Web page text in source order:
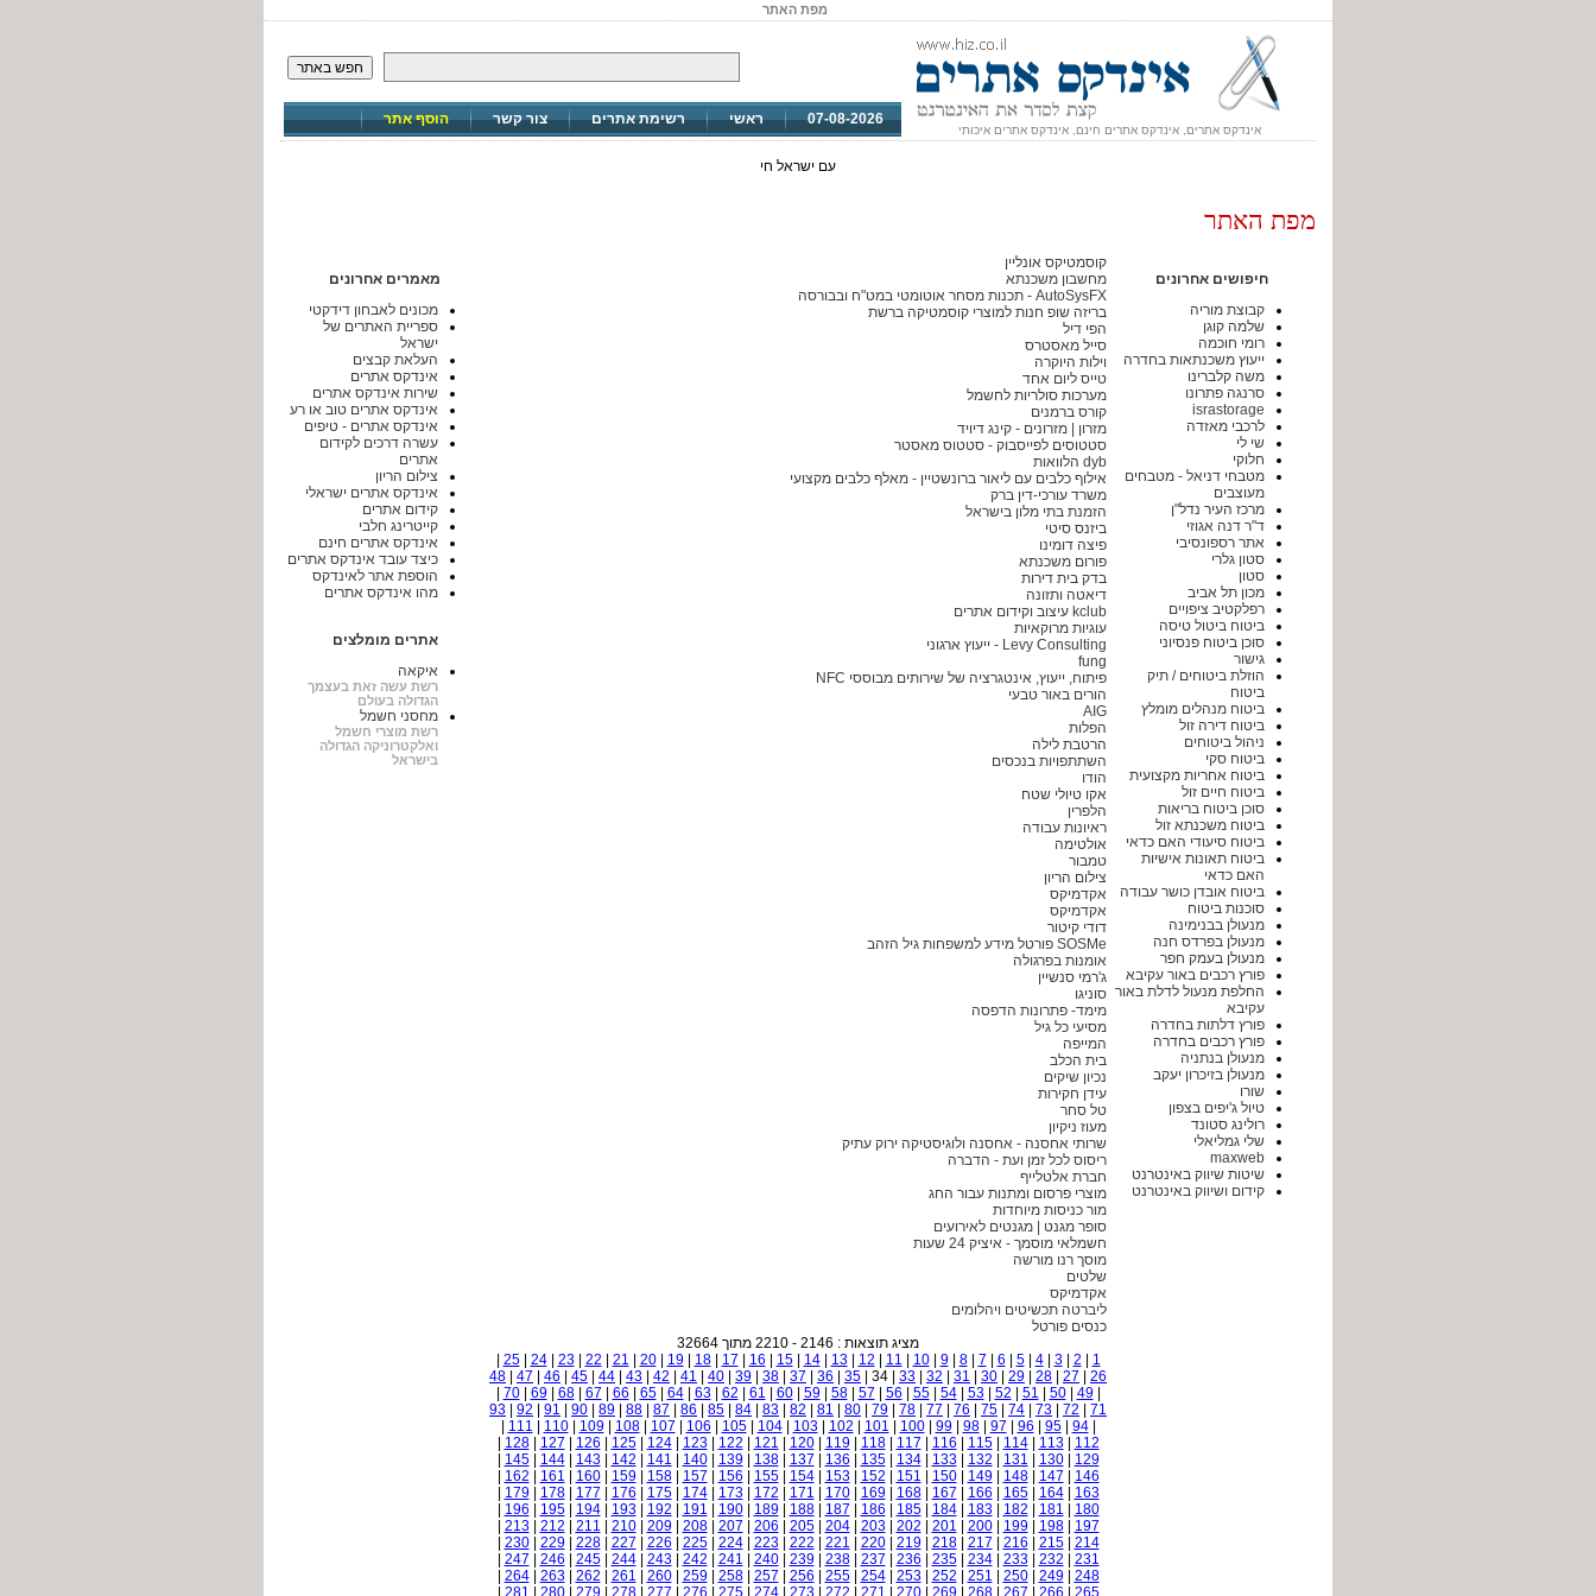
מפת האתר
אינדקס אתרים, אינדקס אתרים חינם, אינדקס אתרים איכותי
חפש באתר
07-08-2026 ראשי רשימת אתרים צור קשר הוסף אתר
עם ישראל חי
מפת האתר
חיפושים אחרונים
קבוצת מוריה
שלמה קוגן
רומי חוכמה
ייעוץ משכנתאות בחדרה
משה קלברינו
סרנגה פתרונו
israstorage
לרכבי מאזדה
שי לי
חלוקי
מטבחי דניאל - מטבחים
מעוצבים
מרכז העיר נדל"ן
ד"ר דנה אגוזי
אתר רספונסיבי
סטון גלרי
סטון
מכון תל אביב
רפלקטיב ציפויים
ביטוח ביטול טיסה
סוכן ביטוח פנסיוני
גישור
הוזלת ביטוחים / תיק
ביטוח
ביטוח מנהלים מומלץ
ביטוח דירה זול
ניהול ביטוחים
ביטוח סקי
ביטוח אחריות מקצועית
ביטוח חיים זול
סוכן ביטוח בריאות
ביטוח משכנתא זול
ביטוח סיעודי האם כדאי
ביטוח תאונות אישיות
האם כדאי
ביטוח אובדן כושר עבודה
סוכנות ביטוח
מנעולן בבנימינה
מנעולן בפרדס חנה
מנעולן בעמק חפר
פורץ רכבים באור עקיבא
החלפת מנעול לדלת באור
עקיבא
פורץ דלתות בחדרה
פורץ רכבים בחדרה
מנעולן בנתניה
מנעולן בזיכרון יעקב
שורו
טיול ג'יפים בצפון
רולינג סטונד
שלי גמליאלי
maxweb
שיטות שיווק באינטרנט
קידום ושיווק באינטרנט
קוסמטיקס אונליין
מחשבון משכנתא
AutoSysFX - תכנות מסחר אוטומטי במט"ח ובבורסה
בריזה שופ חנות למוצרי קוסמטיקה ברשת
הפי דיל
סייל מאסטרס
וילות היוקרה
טייס ליום אחד
מערכות סולריות לחשמל
קורס ברמנים
מזרון | מזרונים - קינג דיויד
סטטוסים לפייסבוק - סטטוס מאסטר
dyb הלוואות
אילוף כלבים עם ליאור ברונשטיין - מאלף כלבים מקצועי
משרד עורכי-דין ברק
הזמנת בתי מלון בישראל
ביזנס סיטי
פיצה דומינו
פורום משכנתא
בדק בית דירות
דיאטה ותזונה
kclub עיצוב וקידום אתרים
עוגיות מרוקאיות
Levy Consulting - ייעוץ ארגוני
fung
פיתוח, ייעוץ, אינטגרציה של שירותים מבוססי NFC
הורים באור טבעי
AIG
הפלות
הרטבת לילה
השתתפויות בנכסים
הודו
אקו טיולי שטח
הלפרין
ראיונות עבודה
אולטימה
טמבור
צילום הריון
אקדמיקס
אקדמיקס
דודי קיטור
SOSMe פורטל מידע למשפחות גיל הזהב
אומנות בפרגולה
ג'רמי סנשיין
סוניגו
מימד- פתרונות הדפסה
מסיעי כל גיל
המייפה
בית הכלב
נכיון שיקים
עידן חקירות
טל סחר
מעוז ניקיון
שרותי אחסנה - אחסנה ולוגיסטיקה ירוק עתיק
ריסוס לכל זמן ועת - הדברה
חברת אלטלייף
מוצרי פרסום ומתנות עבור החג
מור כניסות מיוחדות
סופר מגנט | מגנטים לאירועים
חשמלאי מוסמך - איציק 24 שעות
מוסך רנו מורשה
שלטים
אקדמיקס
ליברטה תכשיטים ויהלומים
כנסים פורטל
מציג תוצאות : 2146 - 2210 מתוך 32664
1
2
|
3
|
4
|
5
6
7
|
8
|
9
|
10
11
12
|
13
|
14
|
15
16
17
|
18
|
19
|
20
21
22
|
23
|
24
|
25
26
27
28
29
30
31
32
33
35
36
37
38
39
40
41
42
43
44
45
46
47
48
|
49
|
50
51
52
|
53
|
54
|
55
56
57
|
58
|
59
|
60
61
62
|
63
|
64
|
65
66
67
|
68
|
69
|
70
71
72
73
74
75
76
77
78
79
80
81
82
83
84
85
86
87
88
89
90
91
92
93
|
94
|
95
96
97
|
98
|
99
|
100
101
102
|
103
|
104
|
105
106
107
|
108
|
109
|
110
111
112
|
113
|
114
|
115
116
117
|
118
|
119
|
120
121
122
|
123
|
124
|
125
126
127
|
128
129
|
130
131
132
|
133
|
134
|
135
136
137
|
138
|
139
|
140
141
142
|
143
|
144
|
145
146
147
|
148
|
149
|
150
151
152
|
153
|
154
|
155
156
157
|
158
|
159
|
160
161
162
163
|
164
|
165
166
167
|
168
|
169
|
170
171
172
|
173
|
174
|
175
176
177
|
178
|
179
180
181
182
|
183
|
184
|
185
186
187
|
188
|
189
|
190
191
192
|
193
|
194
|
195
196
197
|
198
|
199
|
200
201
202
|
203
|
204
|
205
206
207
|
208
|
209
|
210
211
212
|
213
214
|
215
216
217
|
218
|
219
|
220
221
222
|
223
|
224
|
225
226
227
|
228
|
229
|
230
231
232
|
233
|
234
|
235
236
237
|
238
|
239
|
240
241
242
|
243
|
244
|
245
246
247
248
|
249
|
250
251
252
|
253
|
254
|
255
256
257
|
258
|
259
|
260
261
262
|
263
|
264
265
266
267
|
268
|
269
|
270
271
272
|
273
|
274
|
275
276
277
|
278
|
279
|
280
281
מאמרים אחרונים
מכונים לאבחון דידקטי
ספריית האתרים של
ישראל
העלאת קבצים
אינדקס אתרים
שירות אינדקס אתרים
אינדקס אתרים טוב או רע
אינדקס אתרים - טיפים
עשרה דרכים לקידום
אתרים
צילום הריון
אינדקס אתרים ישראלי
קידום אתרים
קייטרינג חלבי
אינדקס אתרים חינם
כיצד עובד אינדקס אתרים
הוספת אתר לאינדקס
מהו אינדקס אתרים
אתרים מומלצים
איקאה
רשת עשה זאת בעצמך
הגדולה בעולם
מחסני חשמל
רשת מוצרי חשמל
ואלקטרוניקה הגדולה
בישראל